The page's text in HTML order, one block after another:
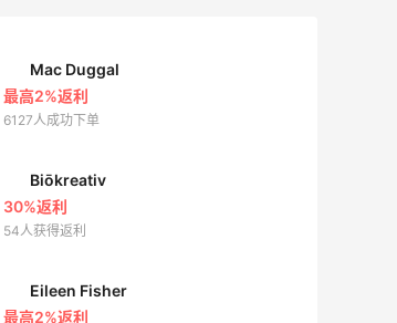
Mac Duggal
最高2%返利
6127人成功下单
Biōkreativ
30%返利
54人获得返利
Eileen Fisher
最高2%返利